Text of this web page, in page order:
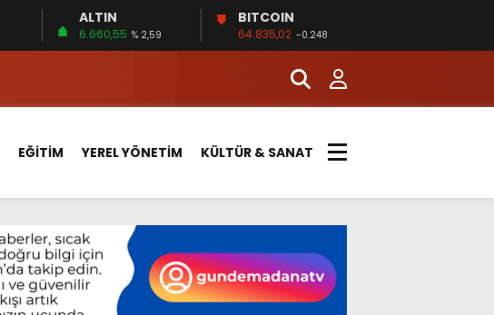
ALTIN
6.660,55 % 2,59
BITCOIN
64.835,02 -0.248
EĞİTİM YEREL YÖNETİM KÜLTÜR & SANAT